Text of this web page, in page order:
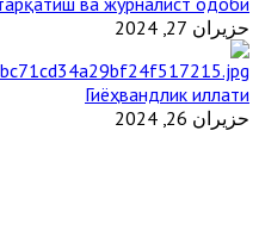
حزيران 27, 2024
Гиёҳвандлик иллати
حزيران 26, 2024